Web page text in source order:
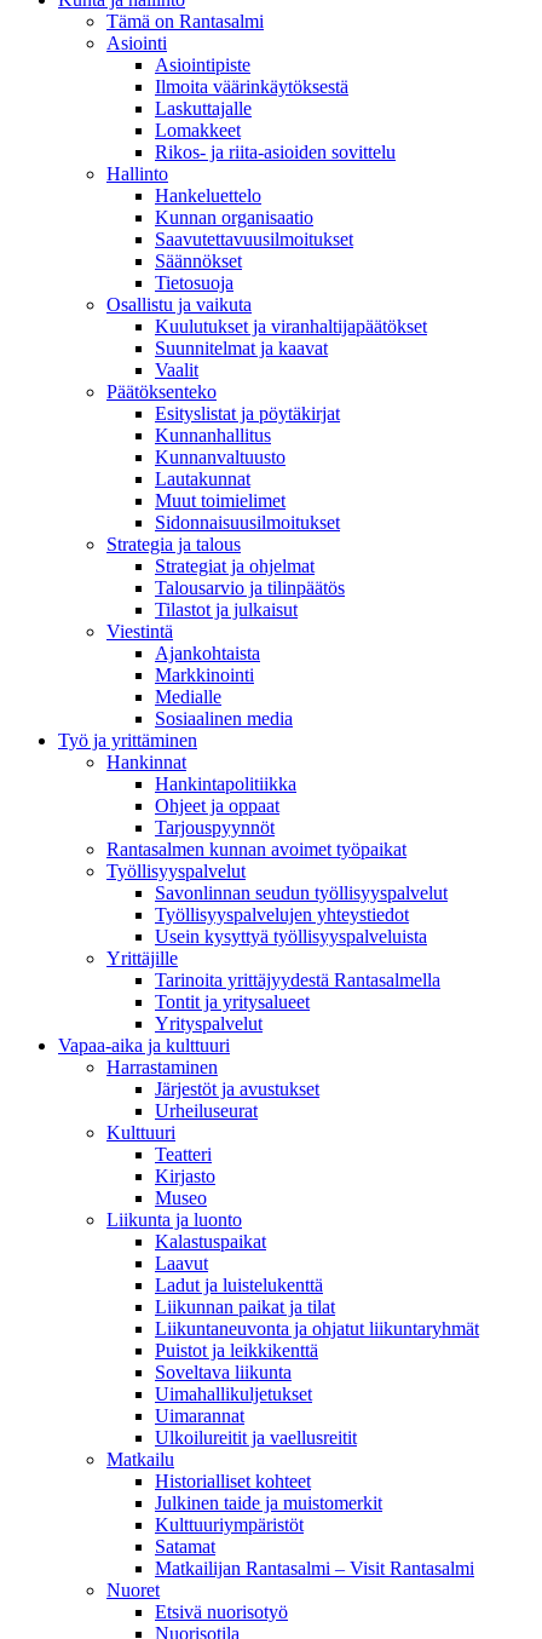
Tämä on Rantasalmi
Asiointi
Asiointipiste
Ilmoita väärinkäytöksestä
Laskuttajalle
Lomakkeet
Rikos- ja riita-asioiden sovittelu
Hallinto
Hankeluettelo
Kunnan organisaatio
Saavutettavuusilmoitukset
Säännökset
Tietosuoja
Osallistu ja vaikuta
Kuulutukset ja viranhaltijapäätökset
Suunnitelmat ja kaavat
Vaalit
Päätöksenteko
Esityslistat ja pöytäkirjat
Kunnanhallitus
Kunnanvaltuusto
Lautakunnat
Muut toimielimet
Sidonnaisuusilmoitukset
Strategia ja talous
Strategiat ja ohjelmat
Talousarvio ja tilinpäätös
Tilastot ja julkaisut
Viestintä
Ajankohtaista
Markkinointi
Medialle
Sosiaalinen media
Työ ja yrittäminen
Hankinnat
Hankintapolitiikka
Ohjeet ja oppaat
Tarjouspyynnöt
Rantasalmen kunnan avoimet työpaikat
Työllisyyspalvelut
Savonlinnan seudun työllisyyspalvelut
Työllisyyspalvelujen yhteystiedot
Usein kysyttyä työllisyyspalveluista
Yrittäjille
Tarinoita yrittäjyydestä Rantasalmella
Tontit ja yritysalueet
Yrityspalvelut
Vapaa-aika ja kulttuuri
Harrastaminen
Järjestöt ja avustukset
Urheiluseurat
Kulttuuri
Teatteri
Kirjasto
Museo
Liikunta ja luonto
Kalastuspaikat
Laavut
Ladut ja luistelukenttä
Liikunnan paikat ja tilat
Liikuntaneuvonta ja ohjatut liikuntaryhmät
Puistot ja leikkikenttä
Soveltava liikunta
Uimahallikuljetukset
Uimarannat
Ulkoilureitit ja vaellusreitit
Matkailu
Historialliset kohteet
Julkinen taide ja muistomerkit
Kulttuuriympäristöt
Satamat
Matkailijan Rantasalmi – Visit Rantasalmi
Nuoret
Etsivä nuorisotyö
Nuorisotila